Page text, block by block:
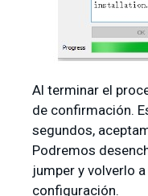
Al terminar el
de confirmación.
segundos,
Podremos
jumper y volverlo
configuración.